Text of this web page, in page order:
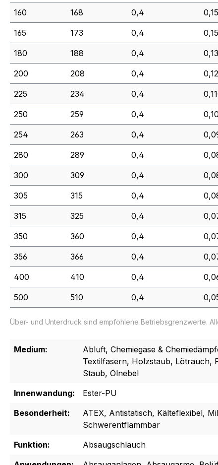
160 168 0,4
165 173 0,4
180 188 0,4
200 208 0,4
225 234 0,4
250 259 0,4
254 263 0,4
280 289 0,4
300 309 0,4
305 315 0,4
315 325 0,4
350 360 0,4
356 366 0,4
400 410 0,4
500 510 0,4
Über- und Unterdruck sind empfohlene Betriebsgrenzwerte.
Medium:
Abluft, Chemiegase &
Textilfasern, Holzstaub, Lötrauch,
Staub, Ölnebel
Innenwandung:
Ester-PU
Besonderheit:
ATEX, Antistatisch, Kälteflexibel,
Schwerentflammbar
Funktion:
Absaugschlauch